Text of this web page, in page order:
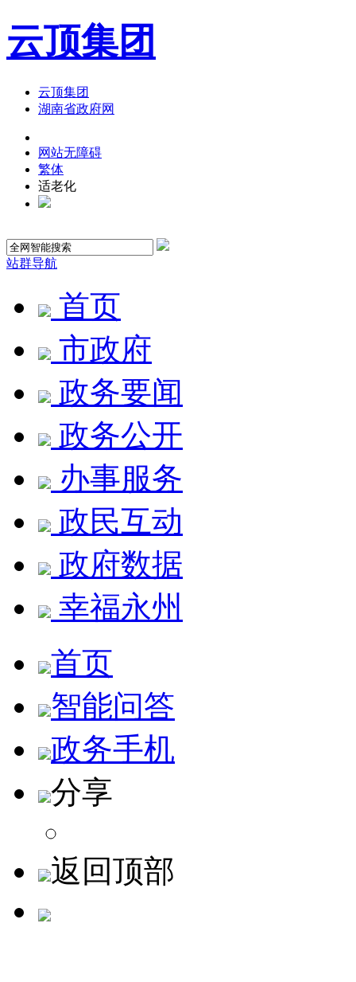
云顶集团
云顶集团
湖南省政府网
网站无障碍
繁体
适老化
站群导航
首页
市政府
政务要闻
政务公开
办事服务
政民互动
政府数据
幸福永州
首页
智能问答
政务手机
分享
返回顶部